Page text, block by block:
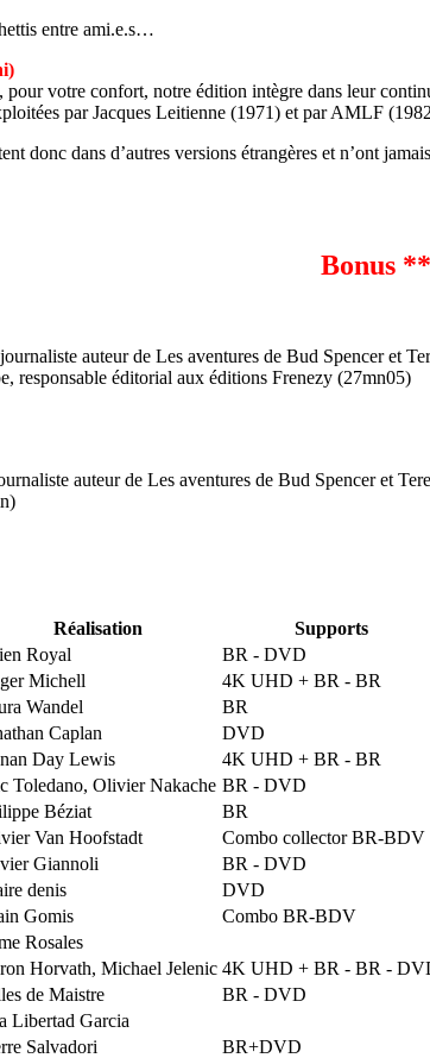
entre ami.e.s…
votre confort, notre édition intègre dans leur
par Jacques Leitienne (1971) et par AMLF
donc dans d’autres versions étrangères et n’ont
Bonus
auteur de Les aventures de Bud Spencer et
responsable éditorial aux éditions Frenezy (27mn05)
auteur de Les aventures de Bud Spencer et
Réalisation Supports
Royal BR - DVD
Michell 4K UHD + BR - BR
Wandel BR
Caplan DVD
Day Lewis 4K UHD + BR - BR
Toledano, Olivier Nakache BR - DVD
Béziat BR
Van Hoofstadt Combo collector BR-BDV
Giannoli BR - DVD
denis DVD
Gomis Combo BR-BDV
Rosales
Horvath, Michael Jelenic 4K UHD + BR - BR -
de Maistre BR - DVD
Libertad Garcia
Salvadori BR+DVD